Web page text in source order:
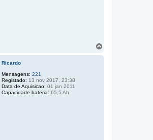
Ricardo
Mensagens: 221
Registado: 13 nov 2017, 23:38
Data de Aquisicao: 01 jan 2011
Capacidade bateria: 65,5 Ah